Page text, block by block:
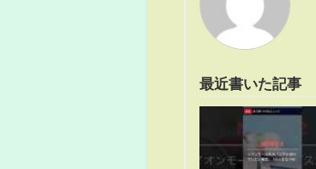
最近書いた記事